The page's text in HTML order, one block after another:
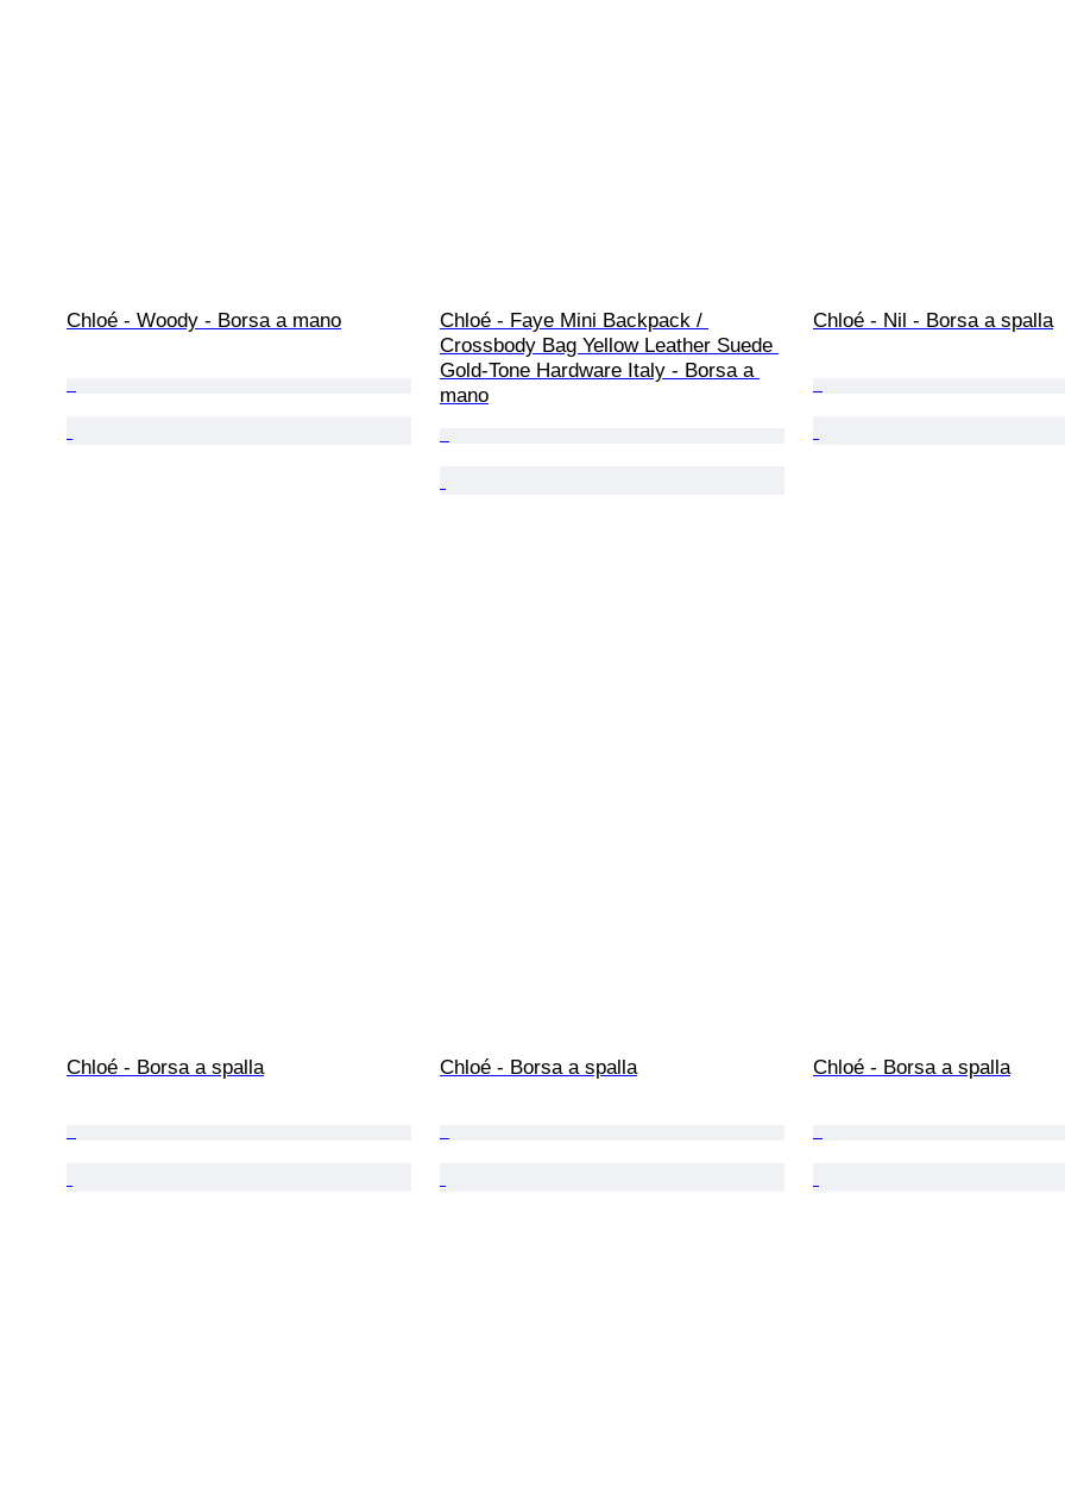
Chloé - Woody - Borsa a mano
Chloé - Faye Mini Backpack /
Crossbody Bag Yellow Leather Suede
Gold-Tone Hardware Italy - Borsa a
mano
Chloé - Nil - Borsa a spalla
Chloé - Borsa a spalla Chloé - Borsa a spalla Chloé - Borsa a spalla